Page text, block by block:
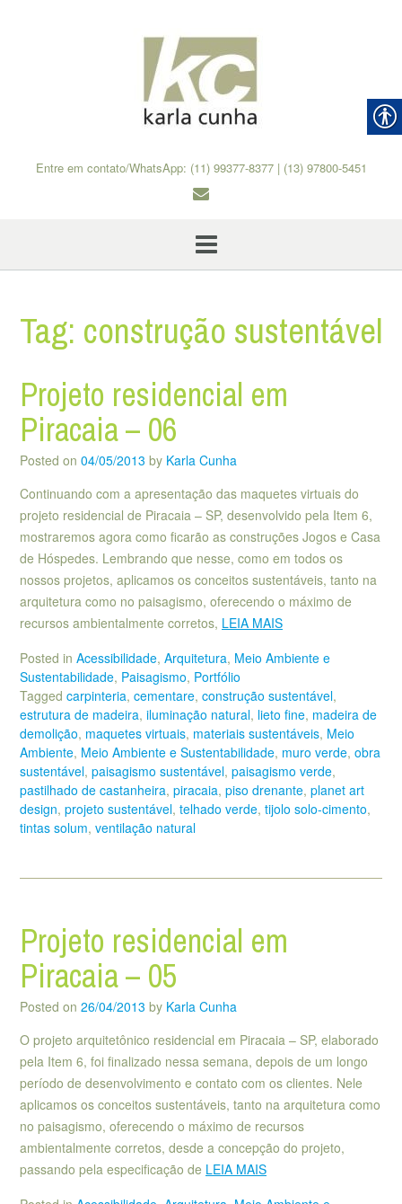
Entre em contato/WhatsApp: (11) 99377-8377 | (13) 97800-5451
Tag: construção sustentável
Projeto residencial em
Piracaia – 06
Posted on 04/05/2013 by Karla Cunha
Continuando com a apresentação das maquetes virtuais do
projeto residencial de Piracaia – SP, desenvolvido pela Item 6,
mostraremos agora como ficarão as construções Jogos e Casa
de Hóspedes. Lembrando que nesse, como em todos os
nossos projetos, aplicamos os conceitos sustentáveis, tanto na
arquitetura como no paisagismo, oferecendo o máximo de
recursos ambientalmente corretos, LEIA MAIS
Posted in Acessibilidade, Arquitetura, Meio Ambiente e
Sustentabilidade, Paisagismo, Portfólio
Tagged carpinteria, cementare, construção sustentável,
estrutura de madeira, iluminação natural, lieto fine, madeira de
demolição, maquetes virtuais, materiais sustentáveis, Meio
Ambiente, Meio Ambiente e Sustentabilidade, muro verde, obra
sustentável, paisagismo sustentável, paisagismo verde,
pastilhado de castanheira, piracaia, piso drenante, planet art
design, projeto sustentável, telhado verde, tijolo solo-cimento,
tintas solum, ventilação natural
Projeto residencial em
Piracaia – 05
Posted on 26/04/2013 by Karla Cunha
O projeto arquitetônico residencial em Piracaia – SP, elaborado
pela Item 6, foi finalizado nessa semana, depois de um longo
período de desenvolvimento e contato com os clientes. Nele
aplicamos os conceitos sustentáveis, tanto na arquitetura como
no paisagismo, oferecendo o máximo de recursos
ambientalmente corretos, desde a concepção do projeto,
passando pela especificação de LEIA MAIS